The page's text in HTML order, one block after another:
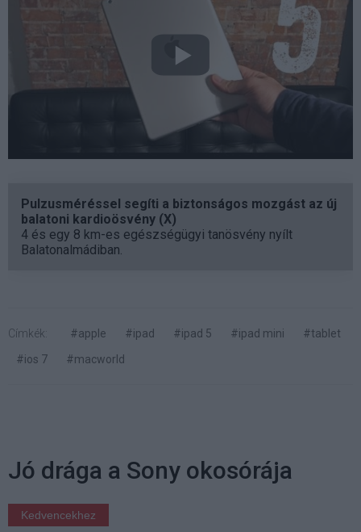
Pulzusméréssel segíti a biztonságos mozgást az új
balatoni kardioösvény (X)
4 és egy 8 km-es egészségügyi tanösvény nyílt
Balatonalmádiban.
Címkék: #apple #ipad #ipad 5 #ipad mini
#tablet
#ios 7
#macworld
Jó drága a Sony okosórája
Kedvencekhez